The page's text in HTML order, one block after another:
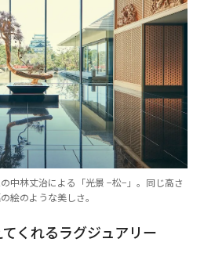
中林丈治による「光景 −松−」。同じ高さ
絵のような美しさ。
くれるラグジュアリー